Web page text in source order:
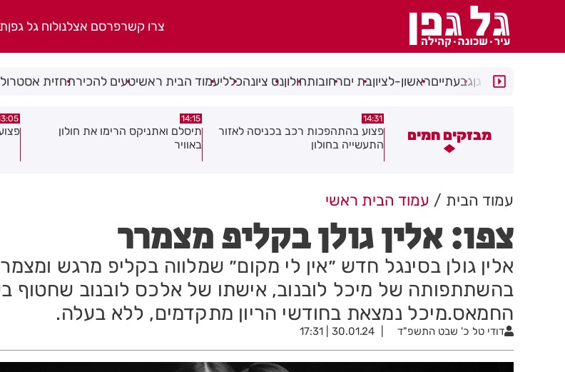
צרו קשרפרסם אצלנולוח גל גפן
רמת גןגבעתייםראשון-לציוןבת יםרחובותחולוןנס ציונהכלליעמוד הבית ראשיטעים להכירתחזית
מבזקים חמים
פצוע בהתהפכות רכב בכניסה לאזור
14:15
תיסלם ואתניקס הרימו את חולון
באוויר
13:05
פצוע בתאונת אופנוע במרכז חולון
עמוד הבית עמוד הבית ראשי
צפו: אלין גולן בקליפ מצמרר
אלין גולן בסינגל חדש ״אין לי מקום״ שמלווה בקליפ מרגש
בהשתתפותה של מיכל לובנוב, אישתו של אלכס לובנוב שחטוף
החמאס.מיכל נמצאת בחודשי הריון מתקדמים, ללא בעלה.
דודי טל כ' שבט התשפ"ד 30.01.24 | 17:31